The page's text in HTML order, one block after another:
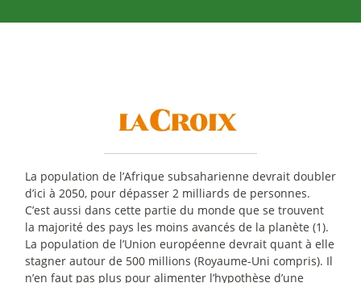
La population de l’Afrique subsaharienne devrait doubler
d’ici à 2050, pour dépasser 2 milliards de personnes.
C’est aussi dans cette partie du monde que se trouvent
la majorité des pays les moins avancés de la planète (1).
La population de l’Union européenne devrait quant à elle
stagner autour de 500 millions (Royaume-Uni compris). Il
n’en faut pas plus pour alimenter l’hypothèse d’une